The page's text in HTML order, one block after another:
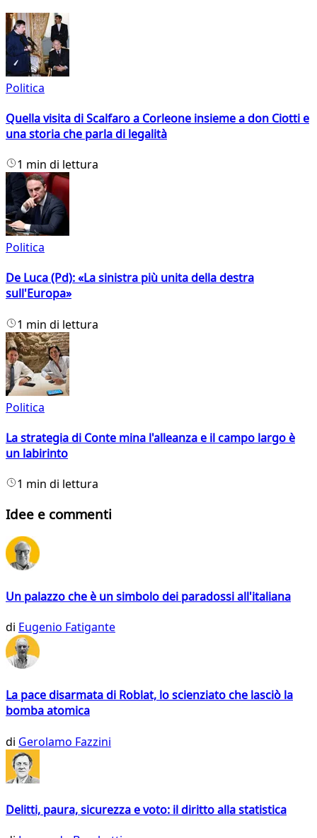
Politica
Quella visita di Scalfaro a Corleone insieme a don Ciotti e
una storia che parla di legalità
1 min di lettura
Politica
De Luca (Pd): «La sinistra più unita della destra
sull'Europa»
1 min di lettura
Politica
La strategia di Conte mina l'alleanza e il campo largo è
un labirinto
1 min di lettura
Idee e commenti
Un palazzo che è un simbolo dei paradossi all'italiana
di Eugenio Fatigante
La pace disarmata di Roblat, lo scienziato che lasciò la
bomba atomica
di Gerolamo Fazzini
Delitti, paura, sicurezza e voto: il diritto alla statistica